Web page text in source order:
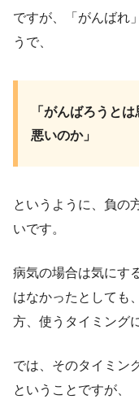
ですが、「がんばれ
うで、
「がんばろうと
悪いのか」
というように、負の
いです。
病気の場合は気にす
はなかったとしても
方、使うタイミング
では、そのタイミン
ということですが、